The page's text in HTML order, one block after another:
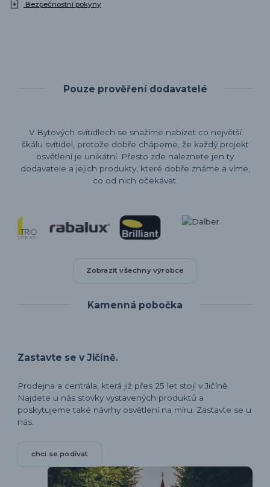
Bezpečnostní pokyny
Pouze prověření dodavatelé
V Bytových svítidlech se snažíme nabízet co největší
škálu svítidel, protože dobře chápeme, že každý projekt
osvětlení je unikátní. Přesto zde naleznete jen ty
dodavatele a jejich produkty, které dobře známe a víme,
co od nich očekávat.
Zobrazit všechny výrobce
Kamenná pobočka
Zastavte se v Jičíně.
Prodejna a centrála, která již přes 25 let stojí v Jičíně.
Najdete u nás stovky vystavených produktů a
poskytujeme také návrhy osvětlení na míru. Zastavte se u
nás.
chci se podívat